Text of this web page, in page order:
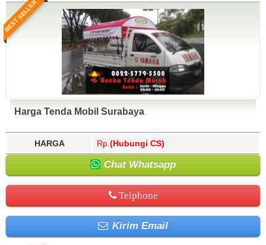
BEST SELLER
Harga Tenda Mobil Surabaya
HARGA Rp. (Hubungi CS)
Chat Whatsapp
Telphone
Kirim Email